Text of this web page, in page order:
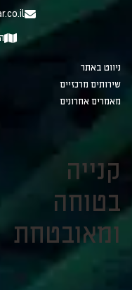
ניווט באתר
שירותים מרכזיים
מאמרים אחרונים
קנייה
בטוחה
ומאובטחת